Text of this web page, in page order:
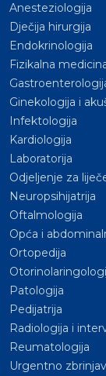
Anesteziologija
Dječija hirurgija
Endokrinologija
Fizikalna
Ginekologija i
Infektologija
Kardiologija
Laboratorija
Odjeljenje za
Neuropsihijatrija
Oftalmologija
Opća i
Ortopedija
Patologija
Pedijatrija
Radiologija i
Reumatologija
Urgentno